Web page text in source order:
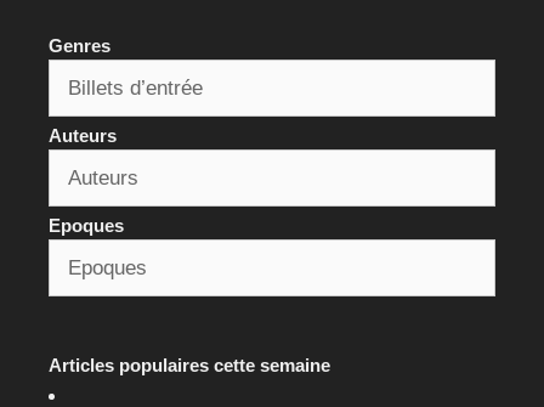
Genres
Auteurs
Epoques
Articles populaires cette semaine